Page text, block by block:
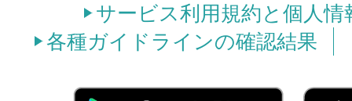
サービス利用規約と個人
各種ガイドラインの確認結果